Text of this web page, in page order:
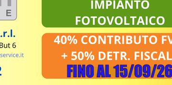
INCONTRA LA TECNOLOGIA